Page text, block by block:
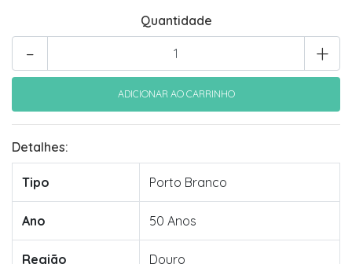
Quantidade
+
-
Detalhes:
Tipo Porto Branco
Ano 50 Anos
Região Douro